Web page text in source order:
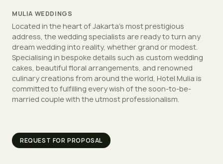
MULIA WEDDINGS
Located in the heart of Jakarta's most prestigious
address, the wedding specialists are ready to turn any
dream wedding into reality, whether grand or modest.
Specialising in bespoke details such as custom wedding
cakes, beautiful floral arrangements, and renowned
culinary creations from around the world, Hotel Mulia is
committed to fulfilling every wish of the soon-to-be-
married couple with the utmost professionalism.
REQUEST FOR PROPOSAL